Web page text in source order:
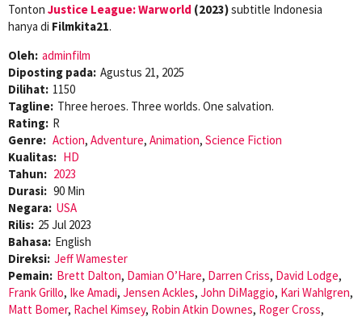
Tonton Justice League: Warworld (2023)subtitle Indonesia
hanya di Filmkita21.
Oleh: adminfilm
Diposting pada: Agustus 21, 2025
Dilihat: 1150
Tagline: Three heroes. Three worlds. One salvation.
Rating: R
Genre: Action, Adventure, Animation, Science Fiction
Kualitas: HD
Tahun: 2023
Durasi: 90 Min
Negara: USA
Rilis: 25 Jul 2023
Bahasa: English
Direksi: Jeff Wamester
Pemain: Brett Dalton, Damian O’Hare, Darren Criss, David Lodge,
Frank Grillo, Ike Amadi, Jensen Ackles, John DiMaggio, Kari Wahlgren,
Matt Bomer, Rachel Kimsey, Robin Atkin Downes, Roger Cross,